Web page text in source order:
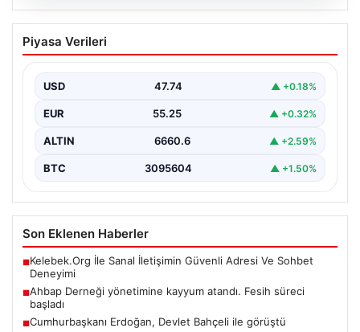
06.08.2026
Cumhurbaşkanı Erdoğan, Devlet
Bahçeli ile görüştü
Piyasa Verileri
USD 47.74 ▲ +0.18%
EUR 55.25 ▲ +0.32%
ALTIN 6660.6 ▲ +2.59%
BTC 3095604 ▲ +1.50%
Son Eklenen Haberler
■Kelebek.Org İle Sanal İletişimin Güvenli Adresi Ve Sohbet
Deneyimi
■Ahbap Derneği yönetimine kayyum atandı. Fesih süreci
başladı
■Cumhurbaşkanı Erdoğan, Devlet Bahçeli ile görüştü